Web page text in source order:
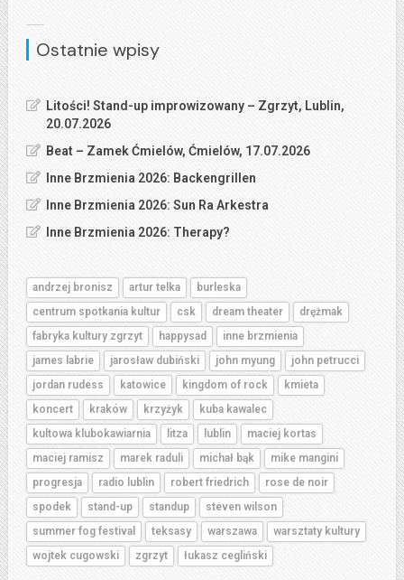
Ostatnie wpisy
Litości! Stand-up improwizowany – Zgrzyt, Lublin,
20.07.2026
Beat – Zamek Ćmielów, Ćmielów, 17.07.2026
Inne Brzmienia 2026: Backengrillen
Inne Brzmienia 2026: Sun Ra Arkestra
Inne Brzmienia 2026: Therapy?
andrzej bronisz artur telka
burleska
centrum spotkania kultur
csk dream theater
drężmak
fabryka kultury zgrzyt
happysad
inne brzmienia
james labrie
jarosław dubiński john myung
john petrucci
jordan rudess
katowice kingdom of rock
kmieta
koncert
kraków krzyżyk
kuba kawalec
kultowa klubokawiarnia
litza lublin
maciej kortas
maciej ramisz
marek raduli michał bąk
mike mangini
progresja
radio lublin robert friedrich
rose de noir
spodek
stand-up standup
steven wilson
summer fog festival
teksasy warszawa
warsztaty kultury
wojtek cugowski
zgrzyt łukasz cegliński